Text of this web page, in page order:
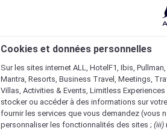
Cookies et données personnelles
Sur les sites internet ALL, HotelF1, Ibis,
Mantra, Resorts, Business Travel, Meetings,
Villas, Activities & Events, Limitless Experiences
stocker ou accéder à des informations sur
fournir les services que vous demandez (vous
personnaliser les fonctionnalités des sites ; (iii)